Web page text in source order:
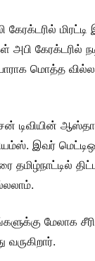
கேரக்டரில்
கேரக்டரில்
மொத்த
டிவியின்
இவர்
தமிழ்நாட்டில்
மேலாக
வருகிறார்.